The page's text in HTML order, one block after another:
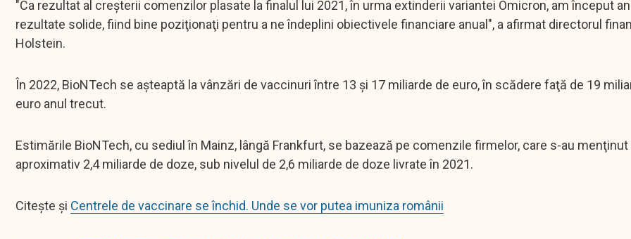
"Ca rezultat al creşterii comenzilor plasate la finalul lui 2021, în urma extinderii variantei Omicron, am început
rezultate solide, fiind bine poziţionaţi pentru a ne îndeplini obiectivele financiare anual", a afirmat directorul
Holstein.
În 2022, BioNTech se aşteaptă la vânzări de vaccinuri între 13 şi 17 miliarde de euro, în scădere faţă de 19
euro anul trecut.
Estimările BioNTech, cu sediul în Mainz, lângă Frankfurt, se bazează pe comenzile firmelor, care s-au menţinut
aproximativ 2,4 miliarde de doze, sub nivelul de 2,6 miliarde de doze livrate în 2021.
Citește și Centrele de vaccinare se închid. Unde se vor putea imuniza românii